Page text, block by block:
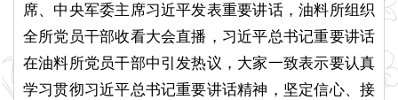
席、中央军委主席习近平发表重要讲话，油料所组织
全所党员干部收看大会直播，习近平总书记重要讲话
在油料所党员干部中引发热议，大家一致表示要认真
学习贯彻习近平总书记重要讲话精神，坚定信心、接